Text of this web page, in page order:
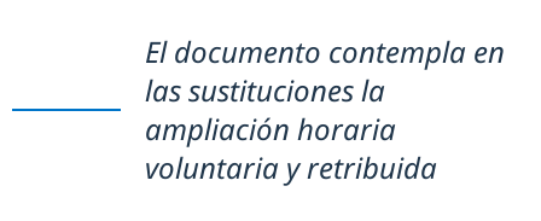
El documento contempla en
las sustituciones la
ampliación horaria
voluntaria y retribuida